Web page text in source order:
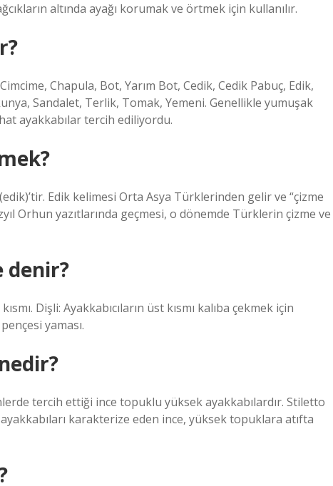
altında ayağı korumak ve örtmek için kullanılır.
Chapula, Bot, Yarım Bot, Cedik, Cedik Pabuç, Edik,
Sandalet, Terlik, Tomak, Yemeni. Genellikle yumuşak
ayakkabılar tercih ediliyordu.
Edik kelimesi Orta Asya Türklerinden gelir ve “çizme
Orhun yazıtlarında geçmesi, o dönemde Türklerin çizme ve
denir?
Dişli: Ayakkabıcıların üst kısmı kalıba çekmek için
yaması.
tercih ettiği ince topuklu yüksek ayakkabılardır. Stiletto
karakterize eden ince, yüksek topuklara atıfta